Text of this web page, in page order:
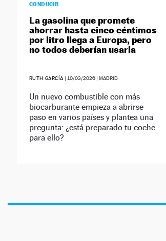
CONDUCIR
La gasolina que promete
ahorrar hasta cinco céntimos
por litro llega a Europa, pero
no todos deberían usarla
RUTH GARCÍA | 10/03/2026 | MADRID
Un nuevo combustible con más
biocarburante empieza a abrirse
paso en varios países y plantea una
pregunta: ¿está preparado tu coche
para ello?